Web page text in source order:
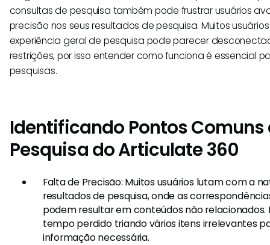
consultas de pesquisa também pode frustrar usuários
precisão nos seus resultados de pesquisa. Muitos
experiência geral de pesquisa pode parecer
restrições, por isso entender como funciona é essencial
pesquisas.
Identificando Pontos Comuns
Pesquisa do Articulate 360
Falta de Precisão: Muitos usuários lutam com a
resultados de pesquisa, onde as
podem resultar em conteúdos não relacionados.
tempo perdido triando vários itens irrelevantes
informação necessária.